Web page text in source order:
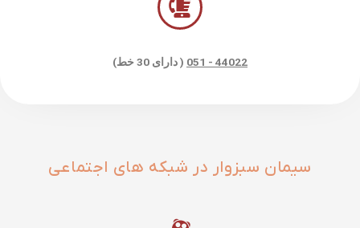
44022 - 051 ( دارای 30 خط)
سیمان سبزوار در شبکه های اجتماعی